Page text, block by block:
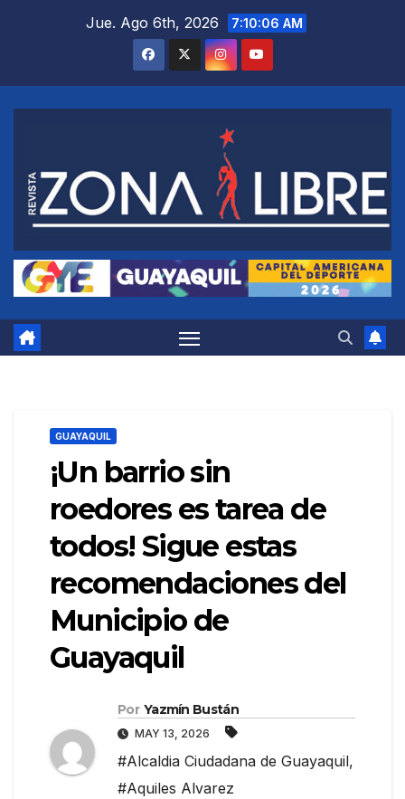
Jue. Ago 6th, 2026 7:10:07 AM
GUAYAQUIL
¡Un barrio sin
roedores es tarea de
todos! Sigue estas
recomendaciones del
Municipio de
Guayaquil
Por Yazmín Bustán
MAY 13, 2026
#Alcaldia Ciudadana de Guayaquil,
#Aquiles Alvarez